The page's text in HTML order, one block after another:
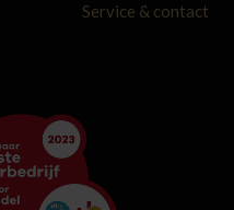
Service & contact